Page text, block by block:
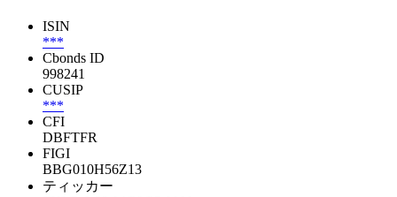
ISIN
***
Cbonds ID
998241
CUSIP
***
CFI
DBFTFR
FIGI
BBG010H56Z13
ティッカー